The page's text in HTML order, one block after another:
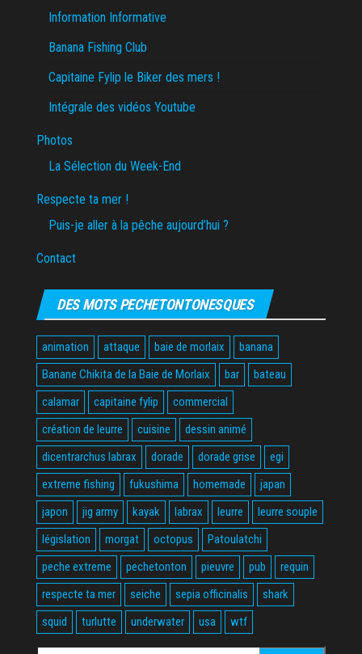
Information Informative
Banana Fishing Club
Capitaine Fylip le Biker des mers !
Intégrale des vidéos Youtube
Photos
La Sélection du Week-End
Respecte ta mer !
Puis-je aller à la pêche aujourd’hui ?
Contact
DES MOTS PECHETONTONESQUES
animation attaque baie de morlaix
banana
Banane Chikita de la Baie de Morlaix
bar
bateau
calamar
capitaine fylip
commercial
création de leurre
cuisine
dessin animé
dicentrarchus labrax
dorade dorade grise
egi
extreme fishing
fukushima homemade
japan
japon
jig army kayak labrax leurre
leurre souple
législation
morgat octopus
Patoulatchi
peche extreme
pechetonton pieuvre pub
requin
respecte ta mer
seiche sepia officinalis
shark
squid
turlutte underwater usa wtf